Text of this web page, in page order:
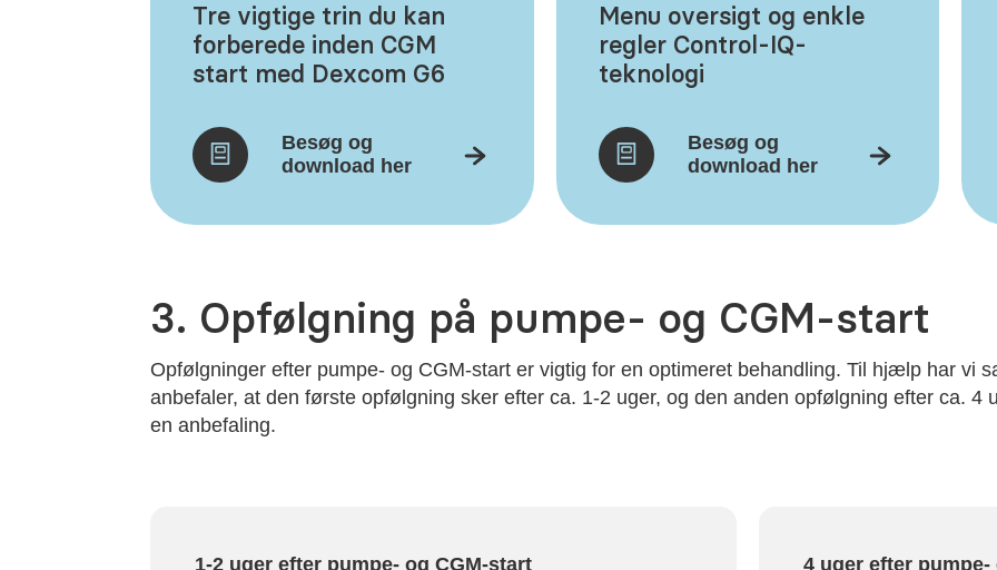
Tre vigtige trin du kan
forberede inden CGM
start med Dexcom G6
Besøg og
download her
Menu oversigt og enkle
regler Control-IQ-
teknologi
Besøg og
download her
3. Opfølgning på pumpe- og CGM-start
Opfølgninger efter pumpe- og CGM-start er vigtig for en optimeret behandling. Til hjælp har vi
anbefaler, at den første opfølgning sker efter ca. 1-2 uger, og den anden opfølgning efter ca. 4
en anbefaling.
1-2 uger efter pumpe- og CGM-start 4 uger efter pumpe-